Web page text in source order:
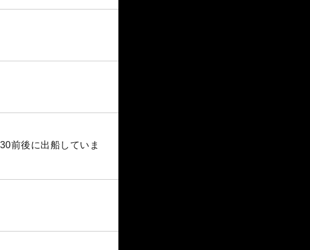
前後に出船していま